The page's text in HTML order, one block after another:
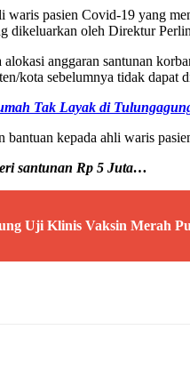
waris pasien Covid-19 yang
oleh Direktur
alokasi anggaran santunan
kota sebelumnya tidak dapat
Tak Layak di
kepada ahli waris
santunan Rp 5 Juta…
Uji Klinis Vaksin Merah